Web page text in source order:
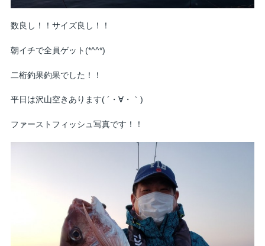
数良し！！サイズ良し！！
朝イチで全員ゲット(*^^*)
二桁釣果釣果でした！！
平日は沢山空きあります( ´・∀・｀)
ファーストフィッシュ写真です！！